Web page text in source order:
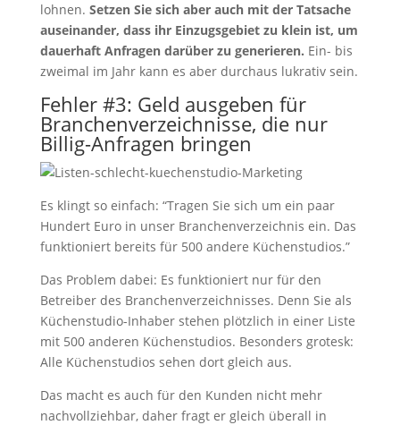
lohnen. Setzen Sie sich aber auch mit der Tatsache
auseinander, dass ihr Einzugsgebiet zu klein ist, um
dauerhaft Anfragen darüber zu generieren. Ein- bis
zweimal im Jahr kann es aber durchaus lukrativ sein.
Fehler #3: Geld ausgeben für
Branchenverzeichnisse, die nur
Billig-Anfragen bringen
Es klingt so einfach: “Tragen Sie sich um ein paar
Hundert Euro in unser Branchenverzeichnis ein. Das
funktioniert bereits für 500 andere Küchenstudios.”
Das Problem dabei: Es funktioniert nur für den
Betreiber des Branchenverzeichnisses. Denn Sie als
Küchenstudio-Inhaber stehen plötzlich in einer Liste
mit 500 anderen Küchenstudios. Besonders grotesk:
Alle Küchenstudios sehen dort gleich aus.
Das macht es auch für den Kunden nicht mehr
nachvollziehbar, daher fragt er gleich überall in